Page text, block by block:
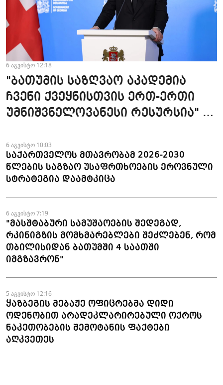
6 აგვისტო 12:18
"ბათუმის საზღვაო აკადემია
ჩვენი ქვეყნისთვის ერთ-ერთი
უმნიშვნელოვანესი რესურსია" -
6 აგვისტო 10:03
საქართველოს მთავრობამ 2026-2030
წლების საგზაო უსაფრთხოების ეროვნული
სტრატეგია დაამტკიცა
6 აგვისტო 7:19
"მასშტაბური სამუშაოების შედეგად,
რკინიგზის მომხმარებლები შეძლებენ, რომ
თბილისიდან ბათუმში 4 საათში
იმგზავრონ"
5 აგვისტო 12:16
ყაზბეგის მებაჟე ოფიცრებმა დიდი
ოდენობით არადეკლარირებული ოქროს
ნაკეთობების შემოტანის ფაქტები
აღკვეთეს